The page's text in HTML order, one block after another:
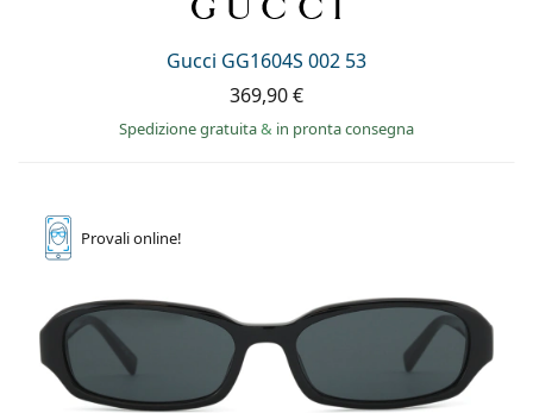
Gucci GG1604S 002 53
369,90 €
Spedizione gratuita& in pronta consegna
Provalionline!